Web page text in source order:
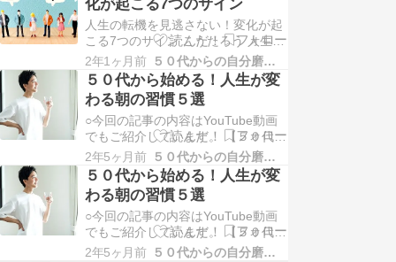
めのヒントをお伝えします。 ５０代
６０代こそ人生の転機を見逃しては
いけない 私たちの人生には、多くの
転機や変化の…
人生の転機を見逃さない！変化が起
こる7つのサイン こうたろう 人生の
ステージが変わる時って、何かしら
のサインがあるものです。 それを見
逃さずに、新しいステージへ進むた
めのヒントをお伝えします。 ５０代
６０代こそ人生の転機を見逃しては
いけない 私たちの人生には、多くの
転機や変化の…
2年1ヶ月前 ５０代からの自分磨きブログ
５０代から始める！人生が変
わる朝の習慣５選
○今回の記事の内容はYouTube動画
でもご紹介しています。 【５０代か
らのマインドフルライフ】チャンネ
ル登録、よろしくお願いします！ こ
こからポチッと登録できます。
⇓⇓⇓ ５０代からのマインドフルラ
イフ ５０代から人生が変わる朝の習
慣５選 今回は確実に皆さんの人生を
変えるこ…
2年5ヶ月前 ５０代からの自分磨きブログ
５０代から始める！人生が変
わる朝の習慣５選
○今回の記事の内容はYouTube動画
でもご紹介しています。 【５０代か
らのマインドフルライフ】チャンネ
2年5ヶ月前 ５０代からの自分磨きブログ